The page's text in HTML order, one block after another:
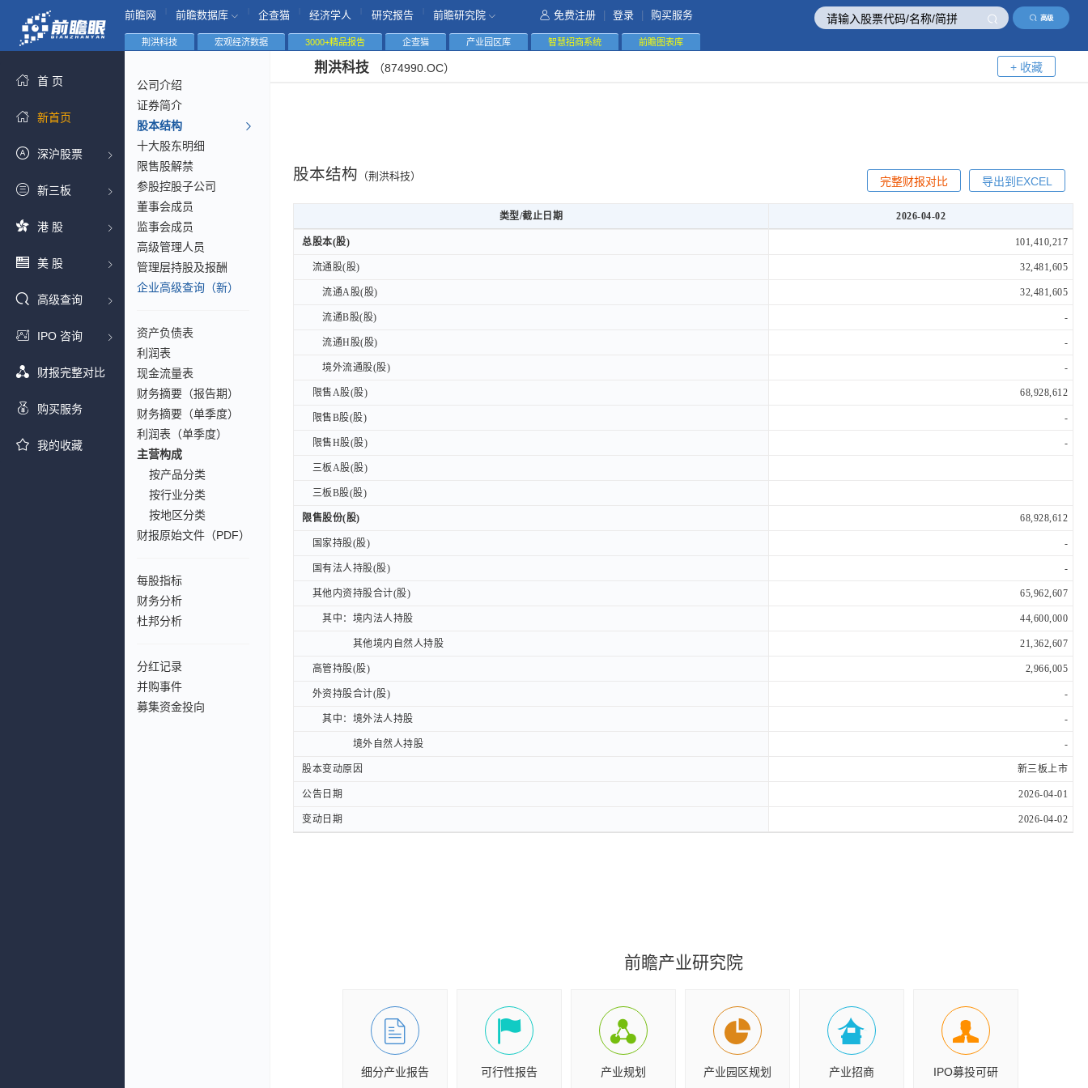
高级
前瞻网 前瞻数据库 企查猫 经济学人 研究报告 前瞻研究院 免费注册 登录 购买服务
首 页
新首页
深沪股票
新三板
港 股
美 股
高级查询
IPO 咨询
财报完整对比
购买服务
我的收藏
荆洪科技 宏观经济数据 3000+精品报告 企查猫 产业园区库 智慧招商系统 前瞻图表库
公司介绍
证券简介
股本结构
十大股东明细
限售股解禁
参股控股子公司
董事会成员
监事会成员
高级管理人员
管理层持股及报酬
企业高级查询（新）
资产负债表
利润表
现金流量表
财务摘要（报告期）
财务摘要（单季度）
利润表（单季度）
主营构成
按产品分类
按行业分类
按地区分类
财报原始文件（PDF）
每股指标
财务分析
杜邦分析
分红记录
并购事件
募集资金投向
荆洪科技 （874990.OC） + 收藏
股本结构 （荆洪科技） 导出到EXCEL
完整财报对比
类型/截止日期
2026-04-02
总股本(股) 101,410,217
流通股(股) 32,481,605
流通A股(股) 32,481,605
流通B股(股) -
流通H股(股) -
境外流通股(股) -
限售A股(股) 68,928,612
限售B股(股) -
限售H股(股) -
三板A股(股)
三板B股(股)
限售股份(股) 68,928,612
国家持股(股) -
国有法人持股(股) -
其他内资持股合计(股) 65,962,607
其中：境内法人持股 44,600,000
其他境内自然人持股 21,362,607
高管持股(股) 2,966,005
外资持股合计(股) -
其中：境外法人持股 -
境外自然人持股 -
股本变动原因 新三板上市
公告日期 2026-04-01
变动日期 2026-04-02
类型/截止日期
总股本(股)
流通股(股)
流通A股(股)
流通B股(股)
流通H股(股)
境外流通股(股)
限售A股(股)
限售B股(股)
限售H股(股)
三板A股(股)
三板B股(股)
限售股份(股)
国家持股(股)
国有法人持股(股)
其他内资持股合计(股)
其中：境内法人持股
其他境内自然人持股
高管持股(股)
外资持股合计(股)
其中：境外法人持股
境外自然人持股
股本变动原因
公告日期
变动日期
前瞻产业研究院
细分产业报告 可行性报告 产业规划 产业园区规划 产业招商 IPO募投可研